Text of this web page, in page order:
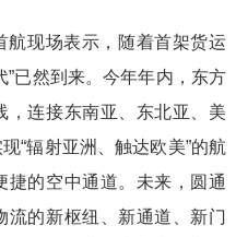
航现场表示，随着首架货运
”已然到来。今年年内，东方
，连接东南亚、东北亚、美
“辐射亚洲、触达欧美”的航
捷的空中通道。未来，圆通
流的新枢纽、新通道、新门